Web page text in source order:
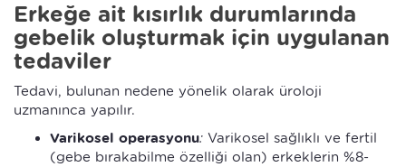
Erkeğe ait kısırlık durumlarında
gebelik oluşturmak için uygulanan
tedaviler
Tedavi, bulunan nedene yönelik olarak üroloji
uzmanınca yapılır.
Varikosel operasyonu: Varikosel sağlıklı ve fertil
(gebe bırakabilme özelliği olan) erkeklerin %8-